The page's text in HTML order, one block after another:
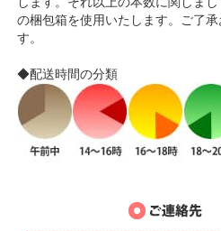
の梱包箱を使用いたします。ご了承
す。
◆配送時間の分類